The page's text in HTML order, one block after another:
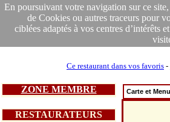
En poursuivant votre navigation sur ce
de Cookies ou autres traceurs pour
ciblées adaptés à vos centres d’intérêts
Ce restaurant dans vos favoris -
ZONE MEMBRE
RESTAURATEURS
Carte et